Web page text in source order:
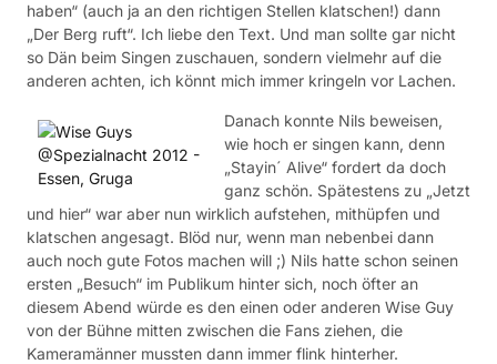
haben“ (auch ja an den richtigen Stellen klatschen!) dann
„Der Berg ruft“. Ich liebe den Text. Und man sollte gar nicht
so Dän beim Singen zuschauen, sondern vielmehr auf die
anderen achten, ich könnt mich immer kringeln vor Lachen.
Danach konnte Nils beweisen,
wie hoch er singen kann, denn
„Stayin´ Alive“ fordert da doch
ganz schön. Spätestens zu „Jetzt
und hier“ war aber nun wirklich aufstehen, mithüpfen und
klatschen angesagt. Blöd nur, wenn man nebenbei dann
auch noch gute Fotos machen will ;) Nils hatte schon seinen
ersten „Besuch“ im Publikum hinter sich, noch öfter an
diesem Abend würde es den einen oder anderen Wise Guy
von der Bühne mitten zwischen die Fans ziehen, die
Kameramänner mussten dann immer flink hinterher.